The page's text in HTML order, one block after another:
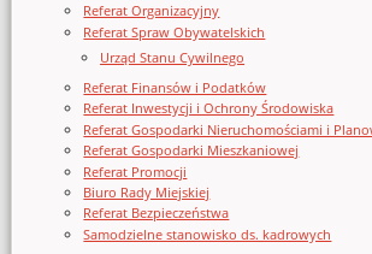
Referat Organizacyjny
Referat Spraw Obywatelskich
Urząd Stanu Cywilnego
Referat Finansów i Podatków
Referat Inwestycji i Ochrony Środowiska
Referat Gospodarki Nieruchomościami i
Referat Gospodarki Mieszkaniowej
Referat Promocji
Biuro Rady Miejskiej
Referat Bezpieczeństwa
Samodzielne stanowisko ds. kadrowych